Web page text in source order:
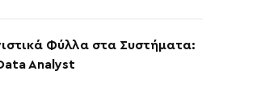
Φύλλα στα Συστήματα:
Analyst